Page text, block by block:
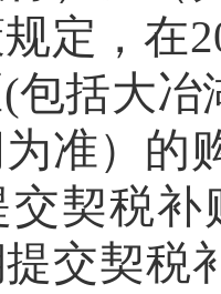
定，在
包括大
准）的
契税补
交契税